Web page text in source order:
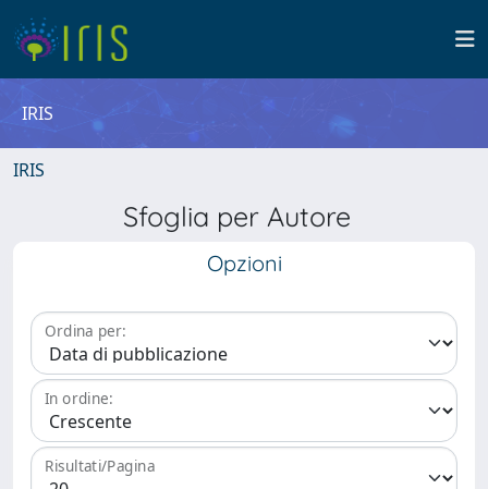
IRIS
IRIS
Sfoglia per Autore
Opzioni
Ordina per:
In ordine:
Risultati/Pagina